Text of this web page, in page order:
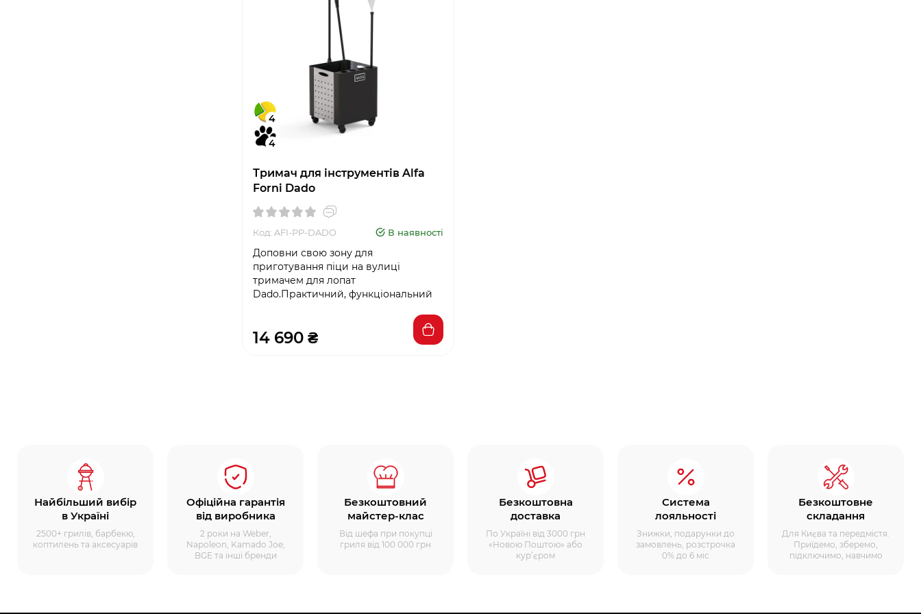
4
4
Тримач для інструментів Alfa
Forni Dado
Код: AFI-PP-DADO В наявності
Доповни свою зону для
приготування піци на вулиці
тримачем для лопат
Dado.Практичний, функціональний
14 690 ₴
Найбільший вибір
в Україні
2500+ грилів, барбекю,
коптилень та аксесуарів
Офіційна гарантія
від виробника
2 роки на Weber,
Napoleon, Kamado Joe,
BGE та інші бренди
Безкоштовний
майстер-клас
Від шефа при покупці
гриля від 100 000 грн
Безкоштовна
доставка
По Україні від 3000 грн
«Новою Поштою» або
кур’єром
Система
лояльності
Знижки, подарунки до
замовлень, розстрочка
0% до 6 міс
Безкоштовне
складання
Для Києва та передмістя.
Приїдемо, зберемо,
підключимо, навчимо